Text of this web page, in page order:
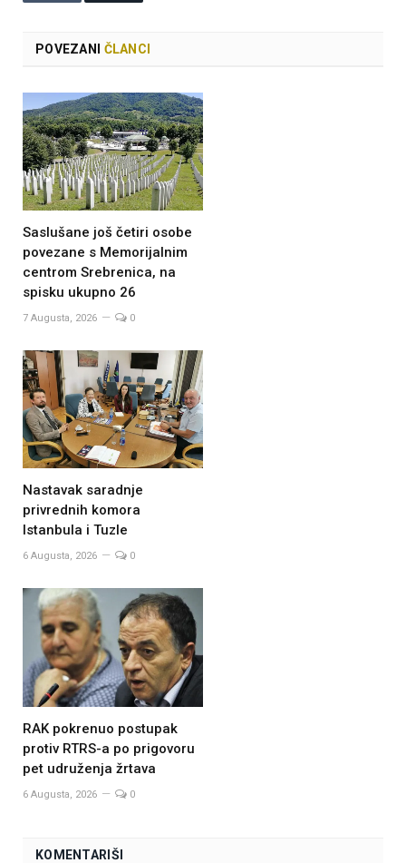
POVEZANI ČLANCI
Saslušane još četiri osobe
povezane s Memorijalnim
centrom Srebrenica, na
spisku ukupno 26
7 Augusta, 2026 0
Nastavak saradnje
privrednih komora
Istanbula i Tuzle
6 Augusta, 2026 0
RAK pokrenuo postupak
protiv RTRS-a po prigovoru
pet udruženja žrtava
6 Augusta, 2026 0
KOMENTARIŠI